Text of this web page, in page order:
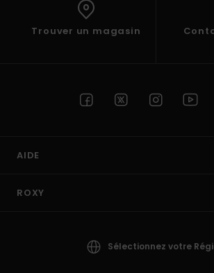
Trouver un magasin
AIDE
ROXY
Sélectionnez votre